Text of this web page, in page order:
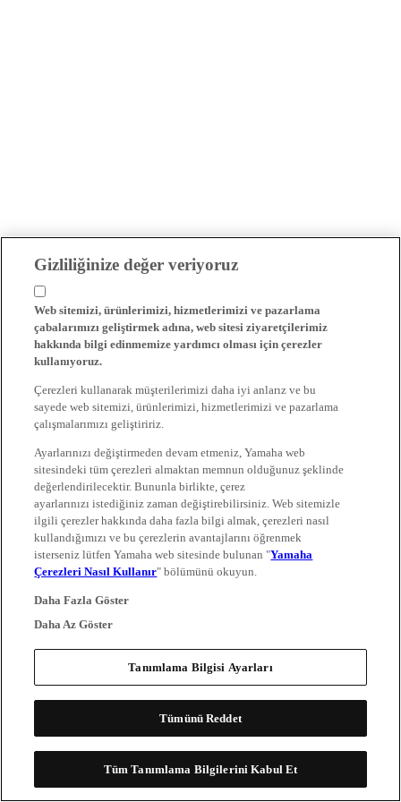
Gizliliğinize değer veriyoruz
Web sitemizi, ürünlerimizi, hizmetlerimizi ve pazarlama
çabalarımızı geliştirmek adına, web sitesi ziyaretçilerimiz
hakkında bilgi edinmemize yardımcı olması için çerezler
kullanıyoruz.
Çerezleri kullanarak müşterilerimizi daha iyi anlarız ve bu
sayede web sitemizi, ürünlerimizi, hizmetlerimizi ve pazarlama
çalışmalarımızı geliştiririz.
Ayarlarınızı değiştirmeden devam etmeniz, Yamaha web
sitesindeki tüm çerezleri almaktan memnun olduğunuz şeklinde
değerlendirilecektir. Bununla birlikte, çerez
ayarlarınızı istediğiniz zaman değiştirebilirsiniz. Web sitemizle
ilgili çerezler hakkında daha fazla bilgi almak, çerezleri nasıl
kullandığımızı ve bu çerezlerin avantajlarını öğrenmek
isterseniz lütfen Yamaha web sitesinde bulunan "Yamaha
Çerezleri Nasıl Kullanır" bölümünü okuyun.
Daha Fazla Göster
Daha Az Göster
Tanımlama Bilgisi Ayarları
Tümünü Reddet
Tüm Tanımlama Bilgilerini Kabul Et